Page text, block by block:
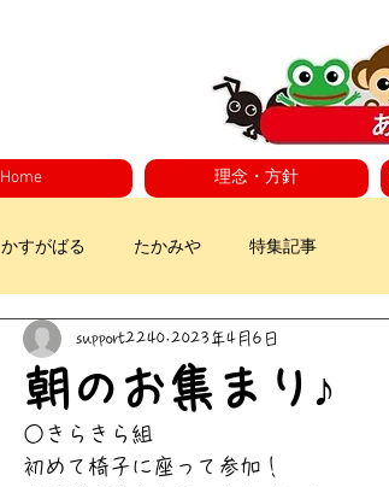
Home 理念・方針
かすがばる たかみや 特集記事
朝のお集まり♪
support2240 2023年4月6日
○きらきら組
初めて椅子に座って参加！